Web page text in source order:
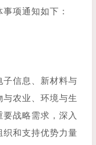
项通知如下：
信息、新材料与
农业、环境与生
战略需求，深入
和支持优势力量